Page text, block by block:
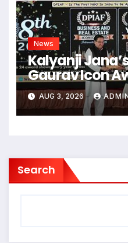
News
Kalyanji
Gaurav Icon
In Delhi
AUG 3, 2026
Search